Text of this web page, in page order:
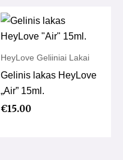
HeyLove Geliiniai Lakai
Gelinis lakas HeyLove
„Air” 15ml.
€15.00